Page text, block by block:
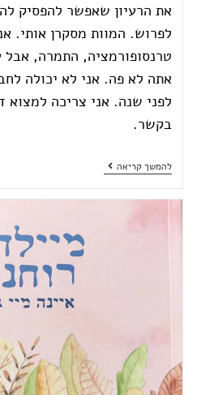
את הרעיון שאפשר להפסיק
לפרוש. המוות מסקרן אותי.
טרנסופורמציה, התמרה, אבל
אתה לא פה. אני לא יכולה
לפני שנה. אני צריכה למצוא
בקשר.
להמשך קריאה